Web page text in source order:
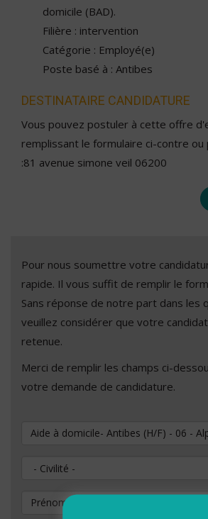
domicile (BAD).
Filière : intervention
Catégorie : Employé(e)
Poste basé à : Antibes
DESTINATAIRE CANDIDATURE
Vous pouvez postuler à cette offre
remplissant le formulaire ci-contre
:81 avenue simone veil 06200
Pour nous soumettre votre
rapide. Il vous suffit de remplir le
Sans réponse de notre part dans les
veuillez considérer que votre
retenue.
Merci de remplir les champs ci-
votre demande de candidature.
Vous souhaitez postuler au poste
Civilité
Prénom